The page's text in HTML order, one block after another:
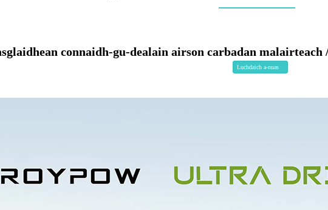
connaidh-gu-dealain airson carbadan
Luchdaich a-nuas